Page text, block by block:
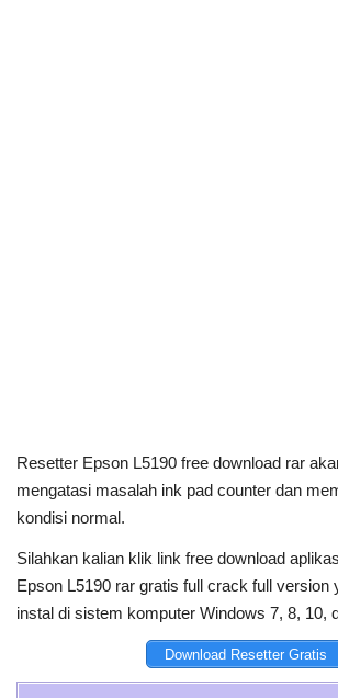
Resetter Epson L5190 free download rar
mengatasi masalah ink pad counter dan
kondisi normal.
Silahkan kalian klik link free download
Epson L5190 rar gratis full crack full version
instal di sistem komputer Windows 7, 8, 10,
Download Resetter Gratis